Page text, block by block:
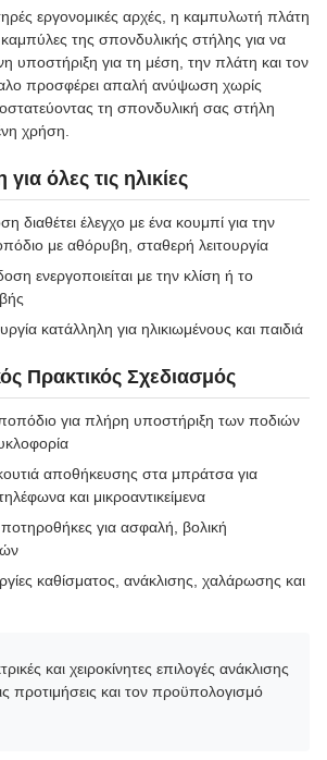
εργονομικές αρχές, η καμπυλωτή πλάτη
καμπύλες της σπονδυλικής στήλης για να
υποστήριξη για τη μέση, την πλάτη και τον
προσφέρει απαλή ανύψωση χωρίς
τη σπονδυλική σας στήλη
χρήση.
όλες τις ηλικίες
διαθέτει έλεγχο με ένα κουμπί για την
με αθόρυβη, σταθερή λειτουργία
ενεργοποιείται με την κλίση ή το
κατάλληλη για ηλικιωμένους και παιδιά
Πρακτικός Σχεδιασμός
για πλήρη υποστήριξη των ποδιών
αποθήκευσης στα μπράτσα για
και μικροαντικείμενα
για ασφαλή, βολική
καθίσματος, ανάκλισης, χαλάρωσης και
και χειροκίνητες επιλογές ανάκλισης
προτιμήσεις και τον προϋπολογισμό